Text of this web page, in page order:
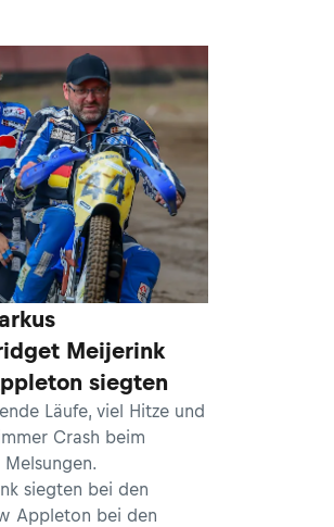
Meijerink
siegten
Läufe, viel Hitze und
Crash beim
siegten bei den
Appleton bei den